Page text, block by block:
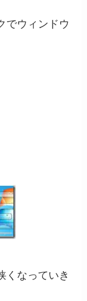
でウィンドウ
くなっていき